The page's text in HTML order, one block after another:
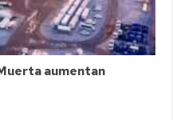
aumentan